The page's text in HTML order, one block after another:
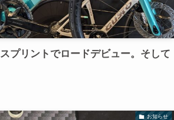
プリントでロードデビュー。そして
お知らせ